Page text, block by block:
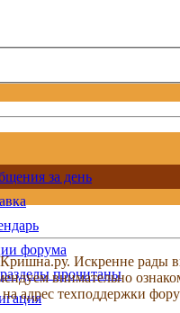
за день
форума
прочитаны
Искренне рады
адрес техподдержки